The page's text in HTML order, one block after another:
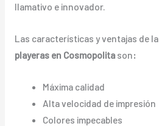
llamativo e innovador.
Las características y ventajas de la
playeras en Cosmopolita son:
Máxima calidad
Alta velocidad de impresión
Colores impecables